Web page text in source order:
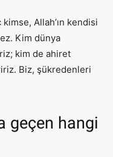
kimse, Allah’ın kendisi
Kim dünya
kim de ahiret
Biz, şükredenleri
geçen hangi